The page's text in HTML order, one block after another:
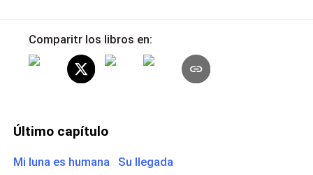
Comparitr los libros en:
Último capítulo
Mi luna es humana Su llegada